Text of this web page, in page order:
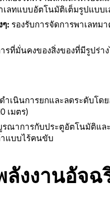
เลทแบบอัตโนมัติเต็มรูปแบบ
: รองรับการจัดการพาเลทม
รที่มั่นคงของสิ่งของที่มีรูปร่า
ดำเนินการยกและลดระดับโด
เมตร)
รณาการกับประตูอัตโนมัติแล
แบบไร้คนขับ
ลังงานอัจ